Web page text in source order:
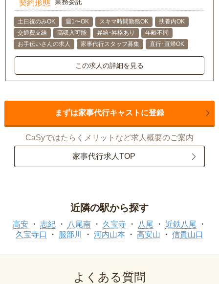
契約形態
土日祝のみOK 週1〜OK スキマ時間勤務OK
扶養内OK
交通費支給
高収入可能 昇給･昇格あり
年齢不問
お手伝いさんの求人
家事代行スタッフ募集 直行･直帰OK
この求人の詳細を見る
まずは家事代行キャストに登録
CaSyではたらくメリットなど求人概要のご案内
家事代行求人TOP
近隣の駅から探す
高安 志紀 八尾南 久宝寺 八尾
近鉄八尾
久宝寺口
服部川 河内山本 高安山 信貴山口
よくある質問